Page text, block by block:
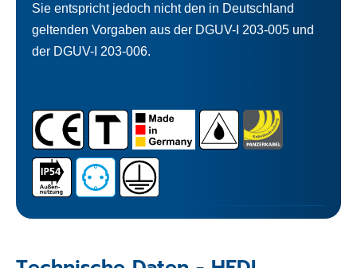
Sie entspricht jedoch nicht den in Deutschland
geltenden Vorgaben aus der DGUV-I 203-005 und
der DGUV-I 203-006.